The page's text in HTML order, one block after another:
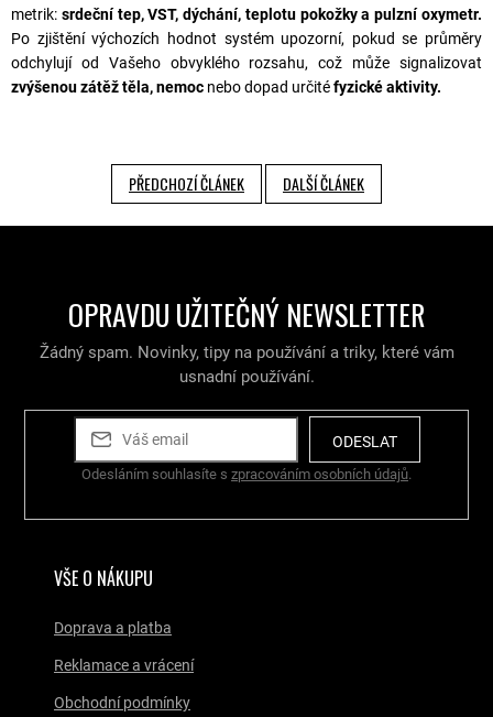
metrik: srdeční tep, VST, dýchání, teplotu pokožky a pulzní oxymetr.
Po zjištění výchozích hodnot systém upozorní, pokud se průměry
odchylují od Vašeho obvyklého rozsahu, což může signalizovat
zvýšenou zátěž těla, nemoc nebo dopad určitéfyzické aktivity.
PŘEDCHOZÍ ČLÁNEK DALŠÍ ČLÁNEK
OPRAVDU UŽITEČNÝ NEWSLETTER
Žádný spam. Novinky, tipy na používání a triky, které vám
usnadní používání.
ODESLAT
Odesláním souhlasíte s zpracováním osobních údajů.
VŠE O NÁKUPU
Doprava a platba
Reklamace a vrácení
Obchodní podmínky